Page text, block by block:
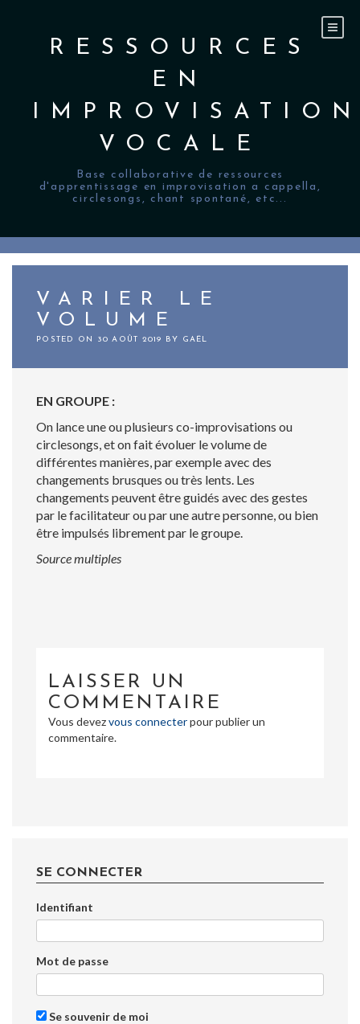
RESSOURCES
EN
VOCALE
Base collaborative de ressources
d'apprentissage en improvisation a cappella,
circlesongs, chant spontané, etc...
VARIER LE
VOLUME
POSTED ON 30 AOÛT 2019 BY GAËL
EN GROUPE :
On lance une ou plusieurs co-improvisations ou
circlesongs, et on fait évoluer le volume de
différentes manières, par exemple avec des
changements brusques ou très lents. Les
changements peuvent être guidés avec des gestes
par le facilitateur ou par une autre personne, ou bien
être impulsés librement par le groupe.
Source multiples
LAISSER UN
COMMENTAIRE
Vous devezvous connecterpour publier un
commentaire.
SE CONNECTER
Identifiant
Mot de passe
Se souvenir de moi